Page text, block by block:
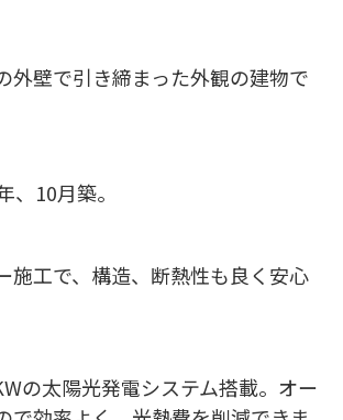
外壁で引き締まった外観の建物で
、10月築。
施工で、構造、断熱性も良く安心
の太陽光発電システム搭載。オー